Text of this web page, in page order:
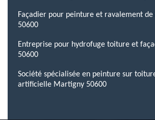
Façadier pour peinture et ravalement
50600
Entreprise pour hydrofuge toiture et
50600
Société spécialisée en peinture sur
artificielle Martigny 50600